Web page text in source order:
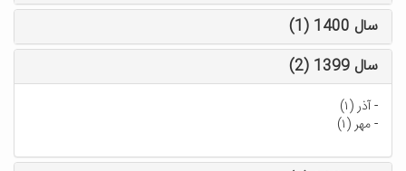
سال 1400 (1)
سال 1399 (2)
-آذر (۱)
-مهر (۱)